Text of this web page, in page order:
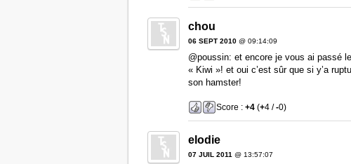
chou
06 SEPT 2010@ 09:14:09
@poussin: et encore je vous ai passé
« Kiwi »! et oui c’est sûr que si y’a
son hamster!
Score : +4(+4 /-0)
elodie
07 JUIL 2011 @ 13:57:07